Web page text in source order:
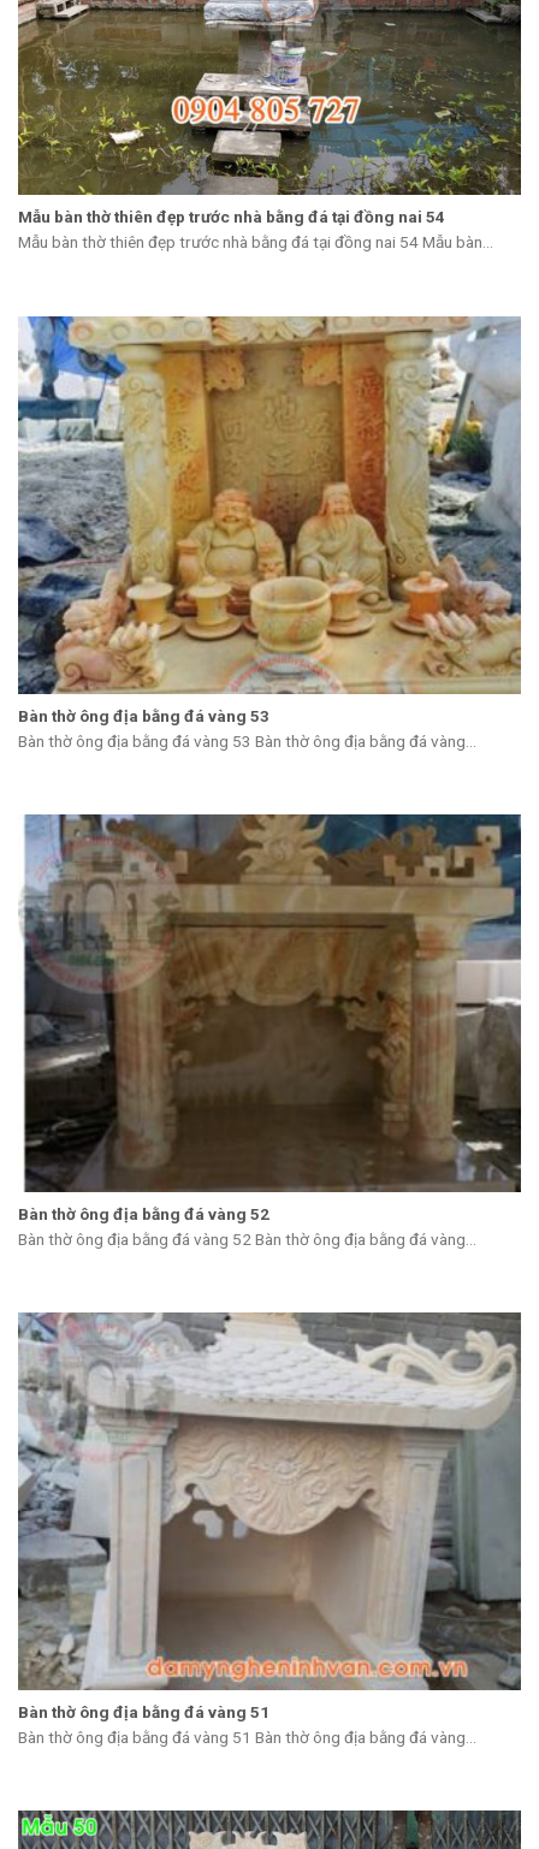
Mẫu bàn thờ thiên đẹp trước nhà bằng đá tại đồng nai 54
Mẫu bàn thờ thiên đẹp trước nhà bằng đá tại đồng nai 54 Mẫu bàn...
Bàn thờ ông địa bằng đá vàng 53
Bàn thờ ông địa bằng đá vàng 53 Bàn thờ ông địa bằng đá vàng...
Bàn thờ ông địa bằng đá vàng 52
Bàn thờ ông địa bằng đá vàng 52 Bàn thờ ông địa bằng đá vàng...
Bàn thờ ông địa bằng đá vàng 51
Bàn thờ ông địa bằng đá vàng 51 Bàn thờ ông địa bằng đá vàng...